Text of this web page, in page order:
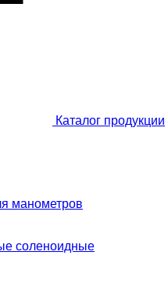
Каталог продукции
манометров
соленоидные